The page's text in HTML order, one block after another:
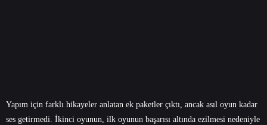
Yapım için farklı hikayeler anlatan ek paketler çıktı, ancak asıl oyun kadar
ses getirmedi. İkinci oyunun, ilk oyunun başarısı altında ezilmesi nedeniyle